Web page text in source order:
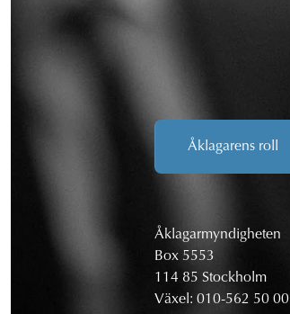
Åklagarens roll
Åklagarmyndigheten
Box 5553
114 85 Stockholm
Växel: 010-562 50 00